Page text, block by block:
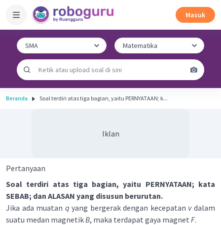
Masuk
Beranda Soal terdiri atas tiga bagian, yaitu PERNYATAAN; k...
Iklan
Pertanyaan
Soal terdiri atas tiga bagian, yaitu PERNYATAAN; kata
SEBAB; dan ALASAN yang disusun berurutan.
Jika ada muatan q yang bergerak dengan kecepatan vdalam
suatu medan magnetikB, maka terdapat gaya magnet F.